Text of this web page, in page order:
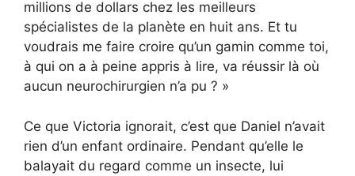
millions de dollars chez les meilleurs
spécialistes de la planète en huit ans. Et tu
voudrais me faire croire qu’un gamin comme toi,
à qui on a à peine appris à lire, va réussir là où
aucun neurochirurgien n’a pu ? »
Ce que Victoria ignorait, c’est que Daniel n’avait
rien d’un enfant ordinaire. Pendant qu’elle le
balayait du regard comme un insecte, lui